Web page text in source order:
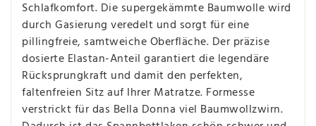
Schlafkomfort. Die supergekämmte Baumwolle wird
durch Gasierung veredelt und sorgt für eine
pillingfreie, samtweiche Oberfläche. Der präzise
dosierte Elastan-Anteil garantiert die legendäre
Rücksprungkraft und damit den perfekten,
faltenfreien Sitz auf Ihrer Matratze. Formesse
verstrickt für das Bella Donna viel Baumwollzwirn.